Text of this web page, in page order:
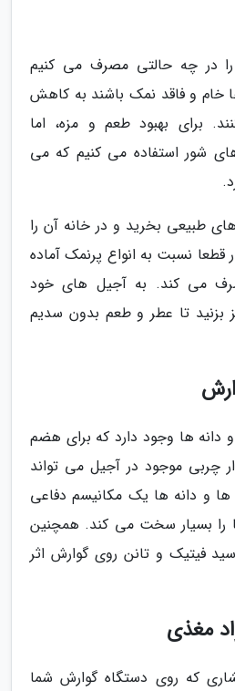
را در چه حالتی مصرف می کنیم
خام و فاقد نمک باشند به کاهش
برای بهبود طعم و مزه، اما
شور استفاده می کنیم که می
طبیعی بخرید و در خانه آن را
قطعا نسبت به انواع پرنمک آماده
می کند. به آجیل های خود
بزنید تا عطر و طعم بدون سدیم
دانه ها وجود دارد که برای هضم
چربی موجود در آجیل می تواند
و دانه ها یک مکانیسم دفاعی
را بسیار سخت می کند. همچنین
فیتیک و تانن روی گوارش اثر
مغذی
که روی دستگاه گوارش شما